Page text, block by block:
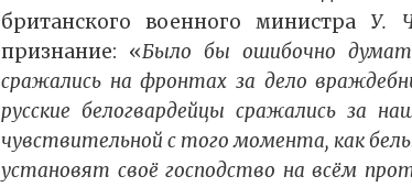
британского военного министра У.
признание: «Было бы ошибочно
сражались на фронтах за дело
русские белогвардейцы сражались за
чувствительной с того момента, как
установят своё господство на всём